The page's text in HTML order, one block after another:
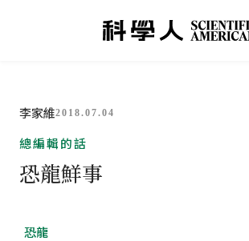
李家維2018.07.04
總編輯的話
恐龍鮮事
恐龍